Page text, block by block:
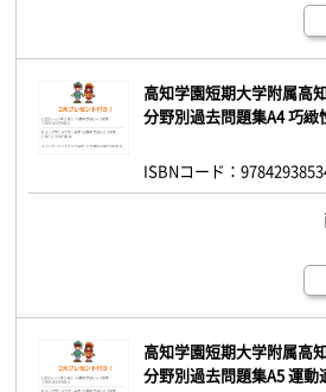
高知学園短期大学附属高
分野別過去問題集A4 巧緻
ISBNコード：
高知学園短期大学附属高
分野別過去問題集A5 運動